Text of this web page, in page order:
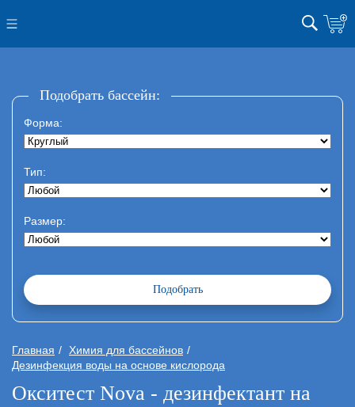
Подобрать бассейн:
Форма:
Тип:
Размер:
Главная
Химия для бассейнов
Дезинфекция воды на основе кислорода
Окситест Nova - дезинфектант на